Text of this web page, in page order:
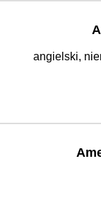
angielski,